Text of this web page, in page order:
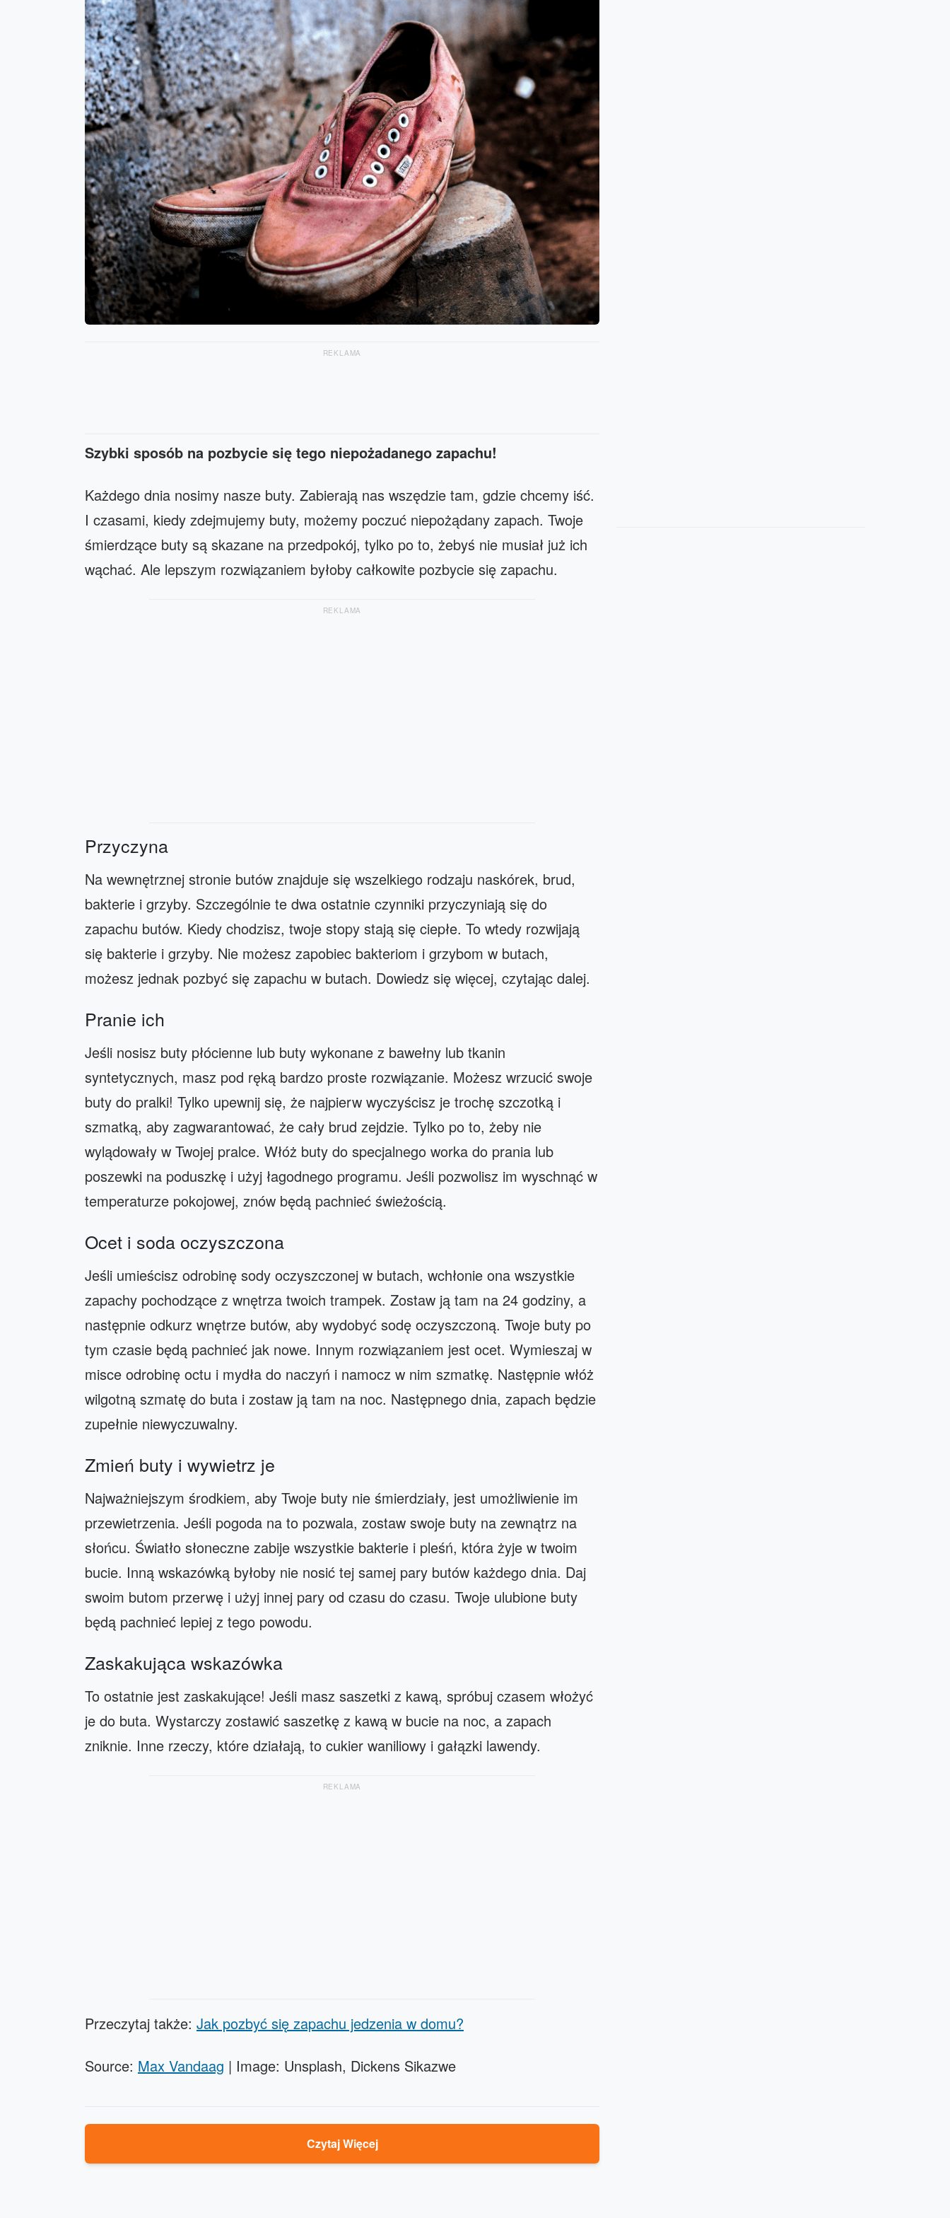
REKLAMA
Szybki sposób na pozbycie się tego niepożadanego zapachu!
Każdego dnia nosimy nasze buty. Zabierają nas wszędzie tam, gdzie chcemy iść.
I czasami, kiedy zdejmujemy buty, możemy poczuć niepożądany zapach. Twoje
śmierdzące buty są skazane na przedpokój, tylko po to, żebyś nie musiał już ich
wąchać. Ale lepszym rozwiązaniem byłoby całkowite pozbycie się zapachu.
REKLAMA
Przyczyna
Na wewnętrznej stronie butów znajduje się wszelkiego rodzaju naskórek, brud,
bakterie i grzyby. Szczególnie te dwa ostatnie czynniki przyczyniają się do
zapachu butów. Kiedy chodzisz, twoje stopy stają się ciepłe. To wtedy rozwijają
się bakterie i grzyby. Nie możesz zapobiec bakteriom i grzybom w butach,
możesz jednak pozbyć się zapachu w butach. Dowiedz się więcej, czytając dalej.
Pranie ich
Jeśli nosisz buty płócienne lub buty wykonane z bawełny lub tkanin
syntetycznych, masz pod ręką bardzo proste rozwiązanie. Możesz wrzucić swoje
buty do pralki! Tylko upewnij się, że najpierw wyczyścisz je trochę szczotką i
szmatką, aby zagwarantować, że cały brud zejdzie. Tylko po to, żeby nie
wylądowały w Twojej pralce. Włóż buty do specjalnego worka do prania lub
poszewki na poduszkę i użyj łagodnego programu. Jeśli pozwolisz im wyschnąć w
temperaturze pokojowej, znów będą pachnieć świeżością.
Ocet i soda oczyszczona
Jeśli umieścisz odrobinę sody oczyszczonej w butach, wchłonie ona wszystkie
zapachy pochodzące z wnętrza twoich trampek. Zostaw ją tam na 24 godziny, a
następnie odkurz wnętrze butów, aby wydobyć sodę oczyszczoną. Twoje buty po
tym czasie będą pachnieć jak nowe. Innym rozwiązaniem jest ocet. Wymieszaj w
misce odrobinę octu i mydła do naczyń i namocz w nim szmatkę. Następnie włóż
wilgotną szmatę do buta i zostaw ją tam na noc. Następnego dnia, zapach będzie
zupełnie niewyczuwalny.
Zmień buty i wywietrz je
Najważniejszym środkiem, aby Twoje buty nie śmierdziały, jest umożliwienie im
przewietrzenia. Jeśli pogoda na to pozwala, zostaw swoje buty na zewnątrz na
słońcu. Światło słoneczne zabije wszystkie bakterie i pleśń, która żyje w twoim
bucie. Inną wskazówką byłoby nie nosić tej samej pary butów każdego dnia. Daj
swoim butom przerwę i użyj innej pary od czasu do czasu. Twoje ulubione buty
będą pachnieć lepiej z tego powodu.
Zaskakująca wskazówka
To ostatnie jest zaskakujące! Jeśli masz saszetki z kawą, spróbuj czasem włożyć
je do buta. Wystarczy zostawić saszetkę z kawą w bucie na noc, a zapach
zniknie. Inne rzeczy, które działają, to cukier waniliowy i gałązki lawendy.
REKLAMA
Przeczytaj także: Jak pozbyć się zapachu jedzenia w domu?
Source: Max Vandaag | Image: Unsplash, Dickens Sikazwe
Czytaj Więcej